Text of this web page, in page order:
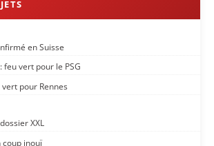
en Suisse
feu vert pour le PSG
pour Rennes
XXL
coup inouï